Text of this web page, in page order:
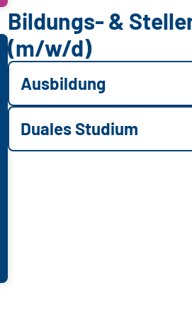
Bildungs- &
(m/w/d)
Ausbildung
Duales Studium